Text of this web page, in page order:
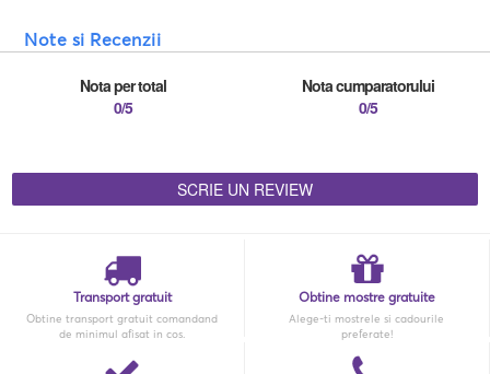
Note si Recenzii
Nota per total
0/5
Nota cumparatorului
0/5
SCRIE UN REVIEW
Transport gratuit
Obtine transport gratuit comandand
de minimul afisat in cos.
Obtine mostre gratuite
Alege-ti mostrele si cadourile
preferate!